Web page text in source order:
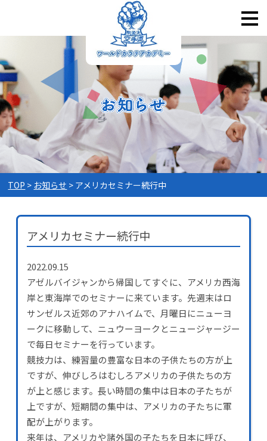
TOP お知らせ アメリカセミナー続行中
アメリカセミナー続行中
2022.09.15
アゼルバイジャンから帰国してすぐに、アメリカ西海
岸と東海岸でのセミナーに来ています。先週末はロ
サンゼルス近郊のアナハイムで、月曜日にニューヨ
ークに移動して、ニュウーヨークとニュージャージー
で毎日セミナーを行っています。
競技力は、練習量の豊富な日本の子供たちの方が上
ですが、伸びしろはむしろアメリカの子供たちの方
が上と感じます。長い時間の集中は日本の子たちが
上ですが、短期間の集中は、アメリカの子たちに軍
配が上がります。
来年は、アメリカや諸外国の子たちを日本に呼び、